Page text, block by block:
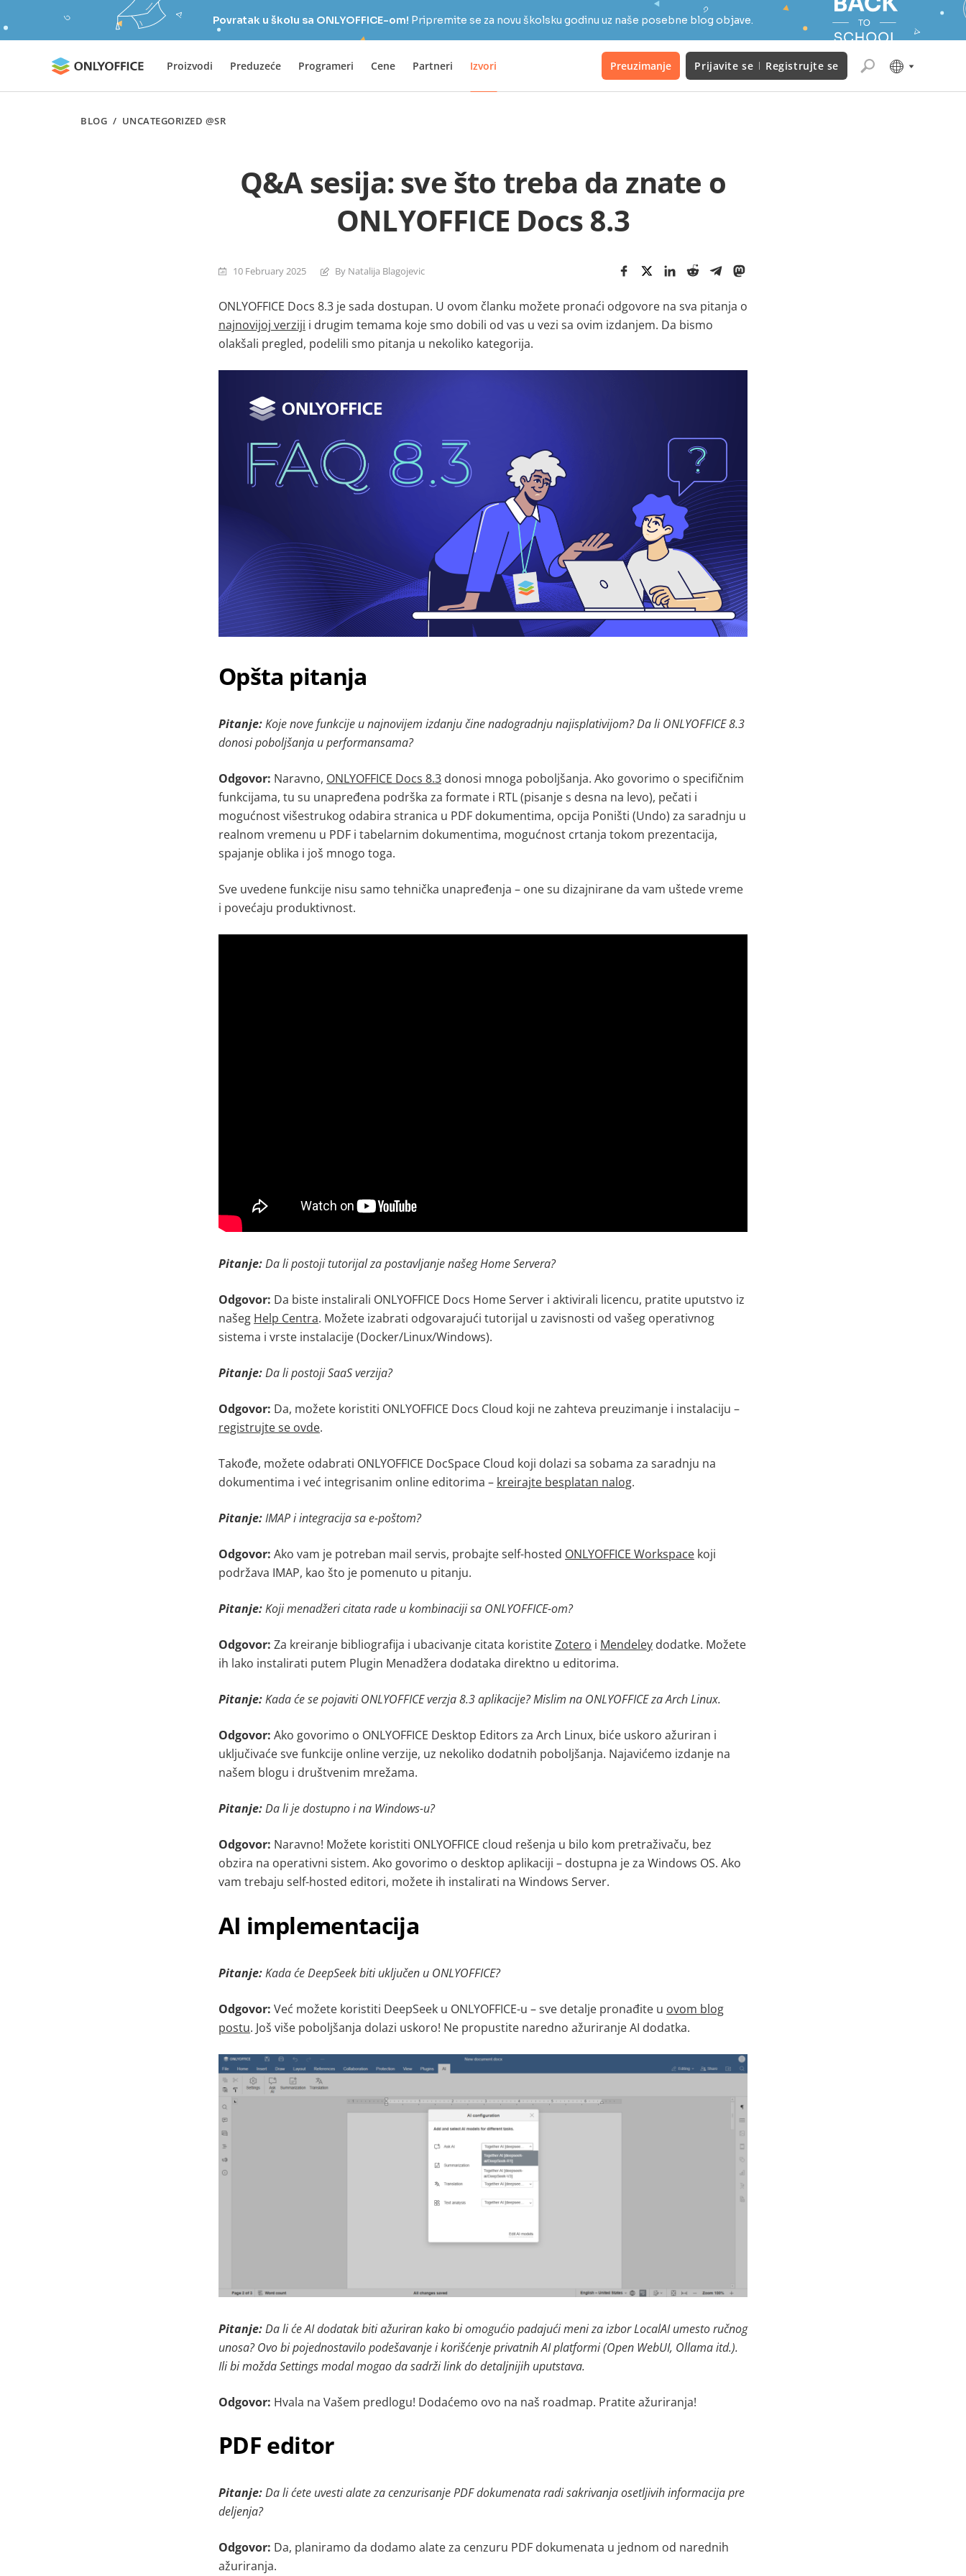
Povratak u školu sa ONLYOFFICE-om! Pripremite se za novu školsku godinu uz naše posebne blog objave.
Proizvodi Preduzeće Programeri Cene Partneri Izvori Preuzimanje Prijavite se Registrujte se
BLOG / UNCATEGORIZED @SR
Q&A sesija: sve što treba da znate o
ONLYOFFICE Docs 8.3
10 February 2025 By Natalija Blagojevic
ONLYOFFICE Docs 8.3 je sada dostupan. U ovom članku možete pronaći odgovore na sva pitanja o
najnovijoj verziji i drugim temama koje smo dobili od vas u vezi sa ovim izdanjem. Da bismo
olakšali pregled, podelili smo pitanja u nekoliko kategorija.
Opšta pitanja
Pitanje:Koje nove funkcije u najnovijem izdanju čine nadogradnju najisplativijom? Da li ONLYOFFICE 8.3
donosi poboljšanja u performansama?
Odgovor: Naravno, ONLYOFFICE Docs 8.3 donosi mnoga poboljšanja. Ako govorimo o specifičnim
funkcijama, tu su unapređena podrška za formate i RTL (pisanje s desna na levo), pečati i
mogućnost višestrukog odabira stranica u PDF dokumentima, opcija Poništi (Undo) za saradnju u
realnom vremenu u PDF i tabelarnim dokumentima, mogućnost crtanja tokom prezentacija,
spajanje oblika i još mnogo toga.
Sve uvedene funkcije nisu samo tehnička unapređenja – one su dizajnirane da vam uštede vreme
i povećaju produktivnost.
Pitanje:Da li postoji tutorijal za postavljanje našeg Home Servera?
Odgovor: Da biste instalirali ONLYOFFICE Docs Home Server i aktivirali licencu, pratite uputstvo iz
našeg Help Centra. Možete izabrati odgovarajući tutorijal u zavisnosti od vašeg operativnog
sistema i vrste instalacije (Docker/Linux/Windows).
Pitanje:Da li postoji SaaS verzija?
Odgovor: Da, možete koristiti ONLYOFFICE Docs Cloud koji ne zahteva preuzimanje i instalaciju –
registrujte se ovde.
Takođe, možete odabrati ONLYOFFICE DocSpace Cloud koji dolazi sa sobama za saradnju na
dokumentima i već integrisanim online editorima – kreirajte besplatan nalog.
Pitanje:IMAP i integracija sa e-poštom?
Odgovor: Ako vam je potreban mail servis, probajte self-hosted ONLYOFFICE Workspace koji
podržava IMAP, kao što je pomenuto u pitanju.
Pitanje:Koji menadžeri citata rade u kombinaciji sa ONLYOFFICE-om?
Odgovor: Za kreiranje bibliografija i ubacivanje citata koristiteZotero i Mendeley dodatke. Možete
ih lako instalirati putem Plugin Menadžera dodataka direktno u editorima.
Pitanje:Kada će se pojaviti ONLYOFFICE verzja 8.3 aplikacije? Mislim na ONLYOFFICE za Arch Linux.
Odgovor: Ako govorimo o ONLYOFFICE Desktop Editors za Arch Linux, biće uskoro ažuriran i
uključivaće sve funkcije online verzije, uz nekoliko dodatnih poboljšanja. Najavićemo izdanje na
našem blogu i društvenim mrežama.
Pitanje:Da li je dostupno i na Windows-u?
Odgovor: Naravno! Možete koristiti ONLYOFFICE cloud rešenja u bilo kom pretraživaču, bez
obzira na operativni sistem. Ako govorimo o desktop aplikaciji – dostupna je za Windows OS. Ako
vam trebaju self-hosted editori, možete ih instalirati na Windows Server.
AI implementacija
Pitanje:Kada će DeepSeek biti uključen u ONLYOFFICE?
Odgovor: Već možete koristiti DeepSeek u ONLYOFFICE-u – sve detalje pronađite u ovom blog
postu. Još više poboljšanja dolazi uskoro! Ne propustite naredno ažuriranje AI dodatka.
Pitanje:Da li će AI dodatak biti ažuriran kako bi omogućio padajući meni za izbor LocalAI umesto ručnog
unosa? Ovo bi pojednostavilo podešavanje i korišćenje privatnih AI platformi (Open WebUI, Ollama itd.).
Ili bi možda Settings modal mogao da sadrži link do detaljnijih uputstava.
Odgovor: Hvala na Vašem predlogu! Dodaćemo ovo na naš roadmap. Pratite ažuriranja!
PDF editor
Pitanje:Da li ćete uvesti alate za cenzurisanje PDF dokumenata radi sakrivanja osetljivih informacija pre
deljenja?
Odgovor: Da, planiramo da dodamo alate za cenzuru PDF dokumenata u jednom od narednih
ažuriranja.